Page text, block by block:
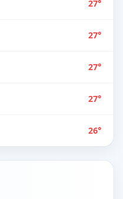
27°
27°
27°
27°
26°